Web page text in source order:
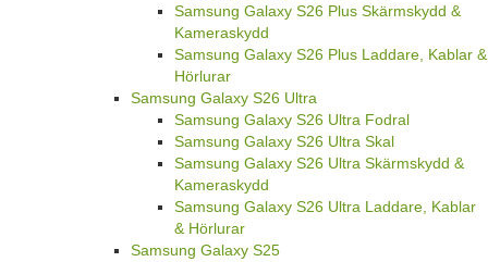
Samsung Galaxy S26 Plus Skärmskydd &
Kameraskydd
Samsung Galaxy S26 Plus Laddare, Kablar &
Hörlurar
Samsung Galaxy S26 Ultra
Samsung Galaxy S26 Ultra Fodral
Samsung Galaxy S26 Ultra Skal
Samsung Galaxy S26 Ultra Skärmskydd &
Kameraskydd
Samsung Galaxy S26 Ultra Laddare, Kablar
& Hörlurar
Samsung Galaxy S25